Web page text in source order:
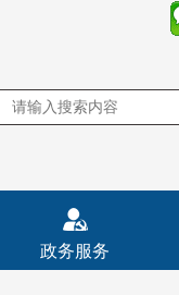
政务服务